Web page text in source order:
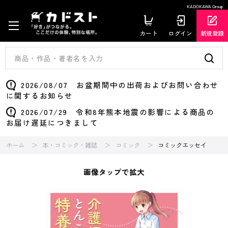
KADOKAWA Group
カート ログイン 新規登録
2026/08/07 お盆期間中の出荷およびお問い合わせ
に関するお知らせ
2026/07/29 令和8年熊本地震の影響による商品の
お届け遅延につきまして
ホーム 本・コミック・雑誌 コミック コミックエッセイ
画像タップで拡大